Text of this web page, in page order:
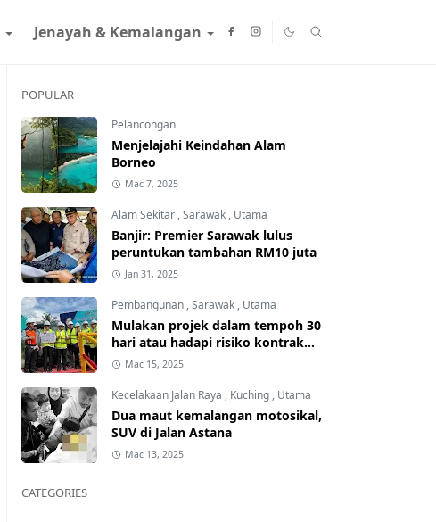
Jenayah & Kemalangan
POPULAR
Pelancongan
Menjelajahi Keindahan Alam
Borneo
Mac 7, 2025
Alam Sekitar ,Sarawak , Utama
Banjir: Premier Sarawak lulus
peruntukan tambahan RM10 juta
Jan 31, 2025
Pembangunan ,Sarawak , Utama
Mulakan projek dalam tempoh 30
hari atau hadapi risiko kontrak
ditamatkan
Mac 15, 2025
Kecelakaan Jalan Raya , Kuching , Utama
Dua maut kemalangan motosikal,
SUV di Jalan Astana
Mac 13, 2025
CATEGORIES